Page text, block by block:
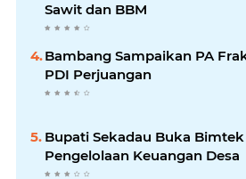
Sawit dan BBM
Bambang Sampaikan PA
PDI Perjuangan
Bupati Sekadau Buka Bimtek
Pengelolaan Keuangan Desa